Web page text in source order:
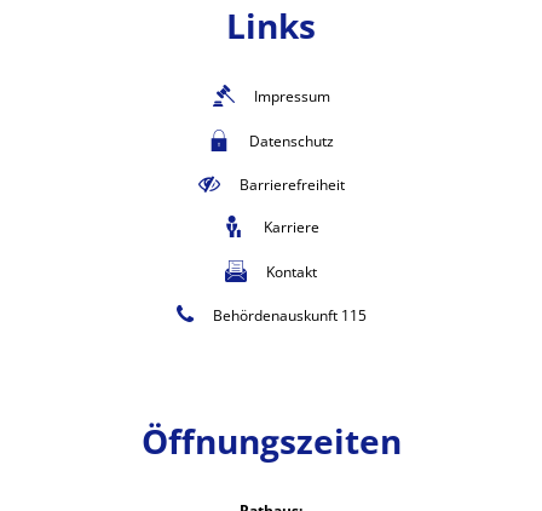
Links
Impressum
Datenschutz
Barrierefreiheit
Karriere
Kontakt
Behördenauskunft 115
Öffnungszeiten